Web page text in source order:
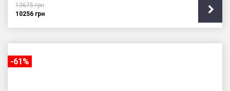
13675грн
10256 грн
-61%